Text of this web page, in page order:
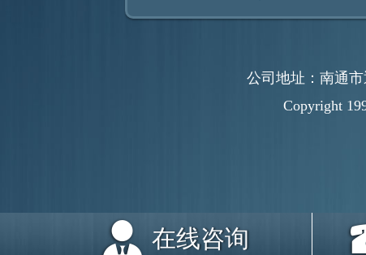
公司地址：南通
Copyright
在线咨询